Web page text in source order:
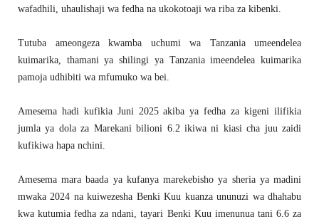
wafadhili, uhaulishaji wa fedha na ukokotoaji wa riba za kibenki.
Tutuba ameongeza kwamba uchumi wa Tanzania umeendelea
kuimarika, thamani ya shilingi ya Tanzania imeendelea kuimarika
pamoja udhibiti wa mfumuko wa bei.
Amesema hadi kufikia Juni 2025 akiba ya fedha za kigeni ilifikia
jumla ya dola za Marekani bilioni 6.2 ikiwa ni kiasi cha juu zaidi
kufikiwa hapa nchini.
Amesema mara baada ya kufanya marekebisho ya sheria ya madini
mwaka 2024 na kuiwezesha Benki Kuu kuanza ununuzi wa dhahabu
kwa kutumia fedha za ndani, tayari Benki Kuu imenunua tani 6.6 za